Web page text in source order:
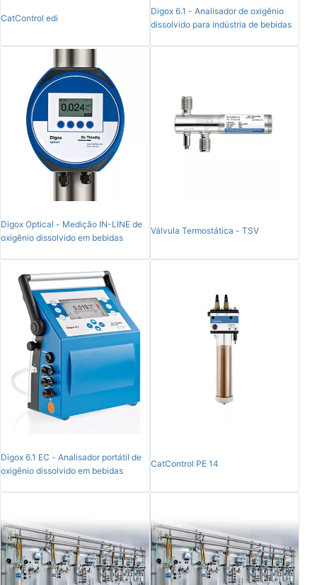
CatControl edi
Digox 6.1 - Analisador de oxigênio
dissolvido para indústria de bebidas
Digox Optical - Medição IN-LINE de
oxigênio dissolvido em bebidas
Válvula Termostática - TSV
Digox 6.1 EC - Analisador portátil de
oxigênio dissolvido em bebidas
CatControl PE 14